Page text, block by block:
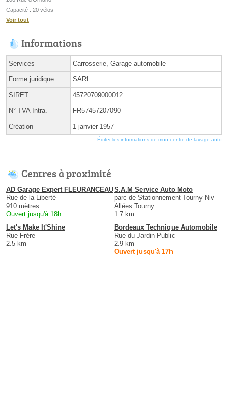
Capacité : 20 vélos
Voir tout
Informations
Services Carrosserie, Garage automobile
Forme juridique SARL
SIRET 45720709000012
N° TVA Intra. FR57457207090
Création 1 janvier 1957
Éditer les informations de mon centre de lavage auto
Centres à proximité
AD Garage Expert FLEURANCEAU
Rue de la Liberté
910 mètres
Ouvert jusqu'à 18h
S.A.M Service Auto Moto
parc de Stationnement Tourny Niv
Allées Tourny
1.7 km
Let's Make It'Shine
Rue Frère
2.5 km
Bordeaux Technique Automobile
Rue du Jardin Public
2.9 km
Ouvert jusqu'à 17h